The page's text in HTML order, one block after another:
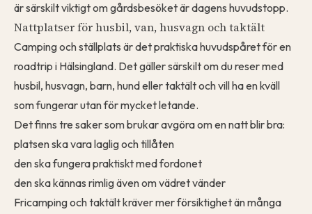
är särskilt viktigt om gårdsbesöket är dagens huvudstopp.
Nattplatser för husbil, van, husvagn och taktält
Camping och ställplats är det praktiska huvudspåret för en
roadtrip i Hälsingland. Det gäller särskilt om du reser med
husbil, husvagn, barn, hund eller taktält och vill ha en kväll
som fungerar utan för mycket letande.
Det finns tre saker som brukar avgöra om en natt blir bra:
platsen ska vara laglig och tillåten
den ska fungera praktiskt med fordonet
den ska kännas rimlig även om vädret vänder
Fricamping och taktält kräver mer försiktighet än många